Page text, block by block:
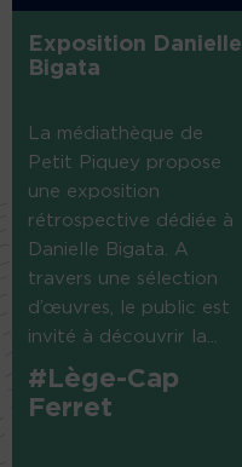
Exposition Danielle
Bigata
La médiathèque de
Petit Piquey propose
une exposition
rétrospective dédiée à
Danielle Bigata. A
travers une sélection
d’œuvres, le public est
invité à découvrir la...
#Lège-Cap
Ferret